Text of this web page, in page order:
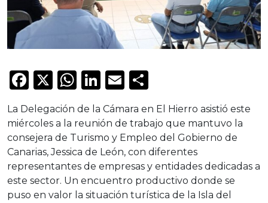
Facebook
X WhatsApp
LinkedIn
Email
La Delegación de la Cámara en El Hierro asistió este
miércoles a la reunión de trabajo que mantuvo la
consejera de Turismo y Empleo del Gobierno de
Canarias, Jessica de León, con diferentes
representantes de empresas y entidades dedicadas a
este sector. Un encuentro productivo donde se
puso en valor la situación turística de la Isla del